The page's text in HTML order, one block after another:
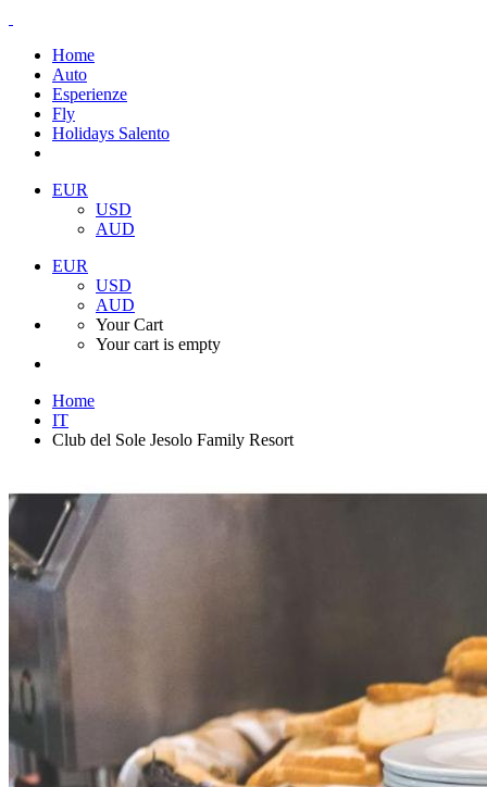
Home
Auto
Esperienze
Fly
Holidays Salento
EUR
USD
AUD
EUR
USD
AUD
Your Cart
Your cart is empty
Home
IT
Club del Sole Jesolo Family Resort